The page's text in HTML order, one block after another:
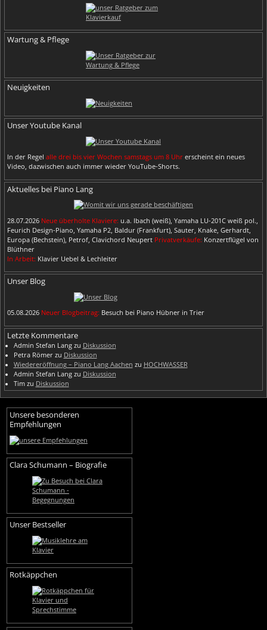
Wartung & Pflege
Neuigkeiten
Unser Youtube Kanal
In der Regel alle drei bis vier Wochen samstags um 8 Uhr erscheint ein neues
Video, dazwischen auch immer wieder YouTube-Shorts.
Aktuelles bei Piano Lang
28.07.2026 Neue überholte Klaviere: u.a. Ibach (weiß), Yamaha LU-201C weiß pol.,
Feurich Design-Piano, Yamaha P2, Baldur (Frankfurt), Sauter, Knake, Gerhardt,
Europa (Bechstein), Petrof, Clavichord Neupert Privatverkäufe: Konzertflügel von
Blüthner
In Arbeit: Klavier Uebel & Lechleiter
Unser Blog
05.08.2026 Neuer Blogbeitrag: Besuch bei Piano Hübner in Trier
Letzte Kommentare
Admin Stefan Langzu Diskussion
Petra Römerzu Diskussion
Wiedereröffnung – Piano Lang Aachen zu HOCHWASSER
Admin Stefan Langzu Diskussion
Timzu Diskussion
Unsere besonderen
Empfehlungen
Clara Schumann – Biografie
Unser Bestseller
Rotkäppchen